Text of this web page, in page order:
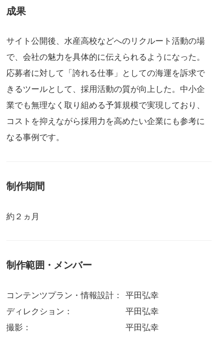
成果
サイト公開後、水産高校などへのリクルート活動の場
で、会社の魅力を具体的に伝えられるようになった。
応募者に対して「誇れる仕事」としての海運を訴求で
きるツールとして、採用活動の質が向上した。中小企
業でも無理なく取り組める予算規模で実現しており、
コストを抑えながら採用力を高めたい企業にも参考に
なる事例です。
制作期間
約２ヵ月
制作範囲・メンバー
コンテンツプラン・情報設計：
平田弘幸
ディレクション：
平田弘幸
撮影：
平田弘幸